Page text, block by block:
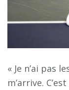
« Je n’ai pas
m’arrive.